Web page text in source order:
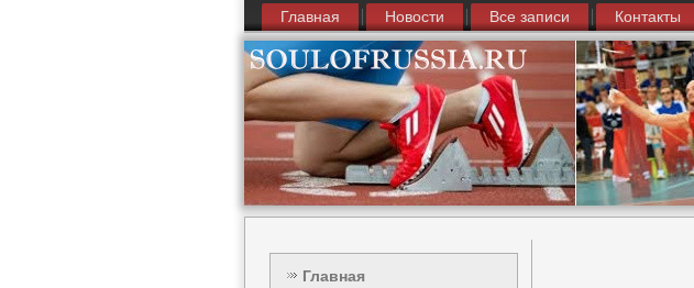
Главная Новости Все записи Контакты
Главная